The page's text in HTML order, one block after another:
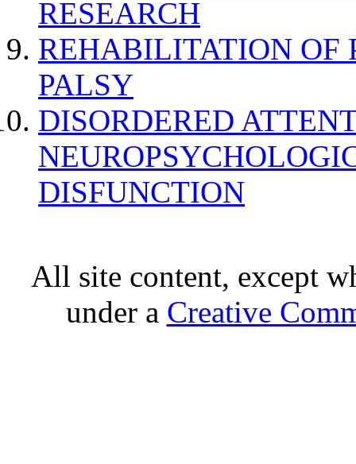
RESEARCH
REHABILITATION OF
PALSY
DISORDERED
DISFUNCTION
All site content, except
under a Creative